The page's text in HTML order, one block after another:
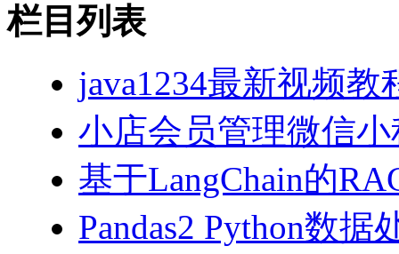
栏目列表
java1234最新视频教
小店会员管理微信
基于LangChain的
Pandas2 Python数